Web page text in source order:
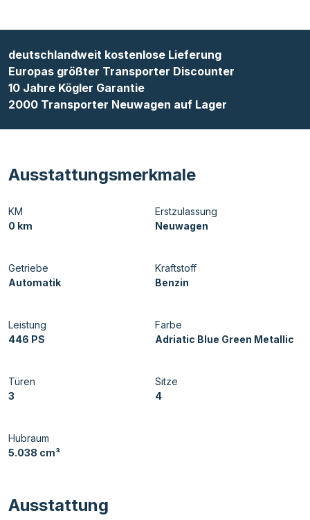
deutschlandweit kostenlose Lieferung
Europas größter Transporter Discounter
10 Jahre Kögler Garantie
2000 Transporter Neuwagen auf Lager
Ausstattungsmerkmale
KM
0 km
Erstzulassung
Neuwagen
Getriebe
Automatik
Kraftstoff
Benzin
Leistung
446 PS
Farbe
Adriatic Blue Green Metallic
Türen
3
Sitze
4
Hubraum
5.038 cm³
Ausstattung